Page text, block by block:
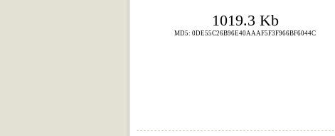
1019.3 Kb
MD5: 0DE55C26B96E40AAAF5F3F966BF6044C